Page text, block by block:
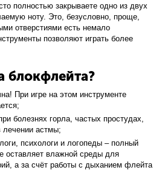
полностью закрываете одно из двух
ноту. Это, безусловно, проще,
отверстиями есть немало
позволяют играть более
блокфлейта?
При игре на этом инструменте
болезнях горла, частых простудах,
лечении астмы;
психологи и логопеды – полный
оставляет влажной среды для
а за счёт работы с дыханием флейта